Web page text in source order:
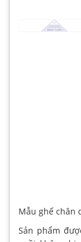
Mẫu ghế chân
Sản phẩm